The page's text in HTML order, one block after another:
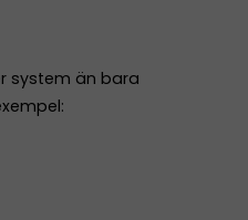
system än bara